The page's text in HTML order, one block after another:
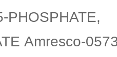
PHOSPHATE,
Amresco-